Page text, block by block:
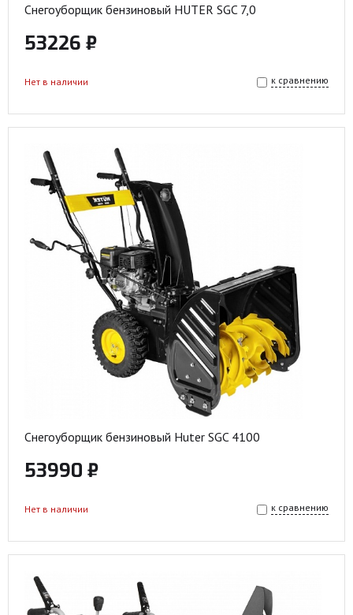
Снегоуборщик бензиновый HUTER SGC 7,0
53226 ₽
к сравнению
Нет в наличии
Снегоуборщик бензиновый Huter SGC 4100
53990 ₽
к сравнению
Нет в наличии